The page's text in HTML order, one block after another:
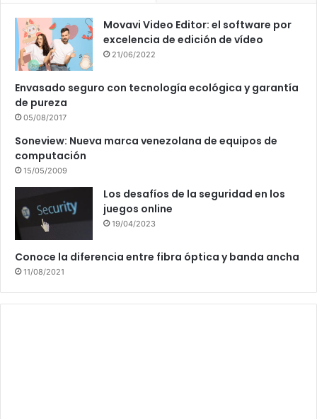
Movavi Video Editor: el software por
excelencia de edición de vídeo
21/06/2022
Envasado seguro con tecnología ecológica y garantía
de pureza
05/08/2017
Soneview: Nueva marca venezolana de equipos de
computación
15/05/2009
Los desafíos de la seguridad en los
juegos online
19/04/2023
Conoce la diferencia entre fibra óptica y banda ancha
11/08/2021